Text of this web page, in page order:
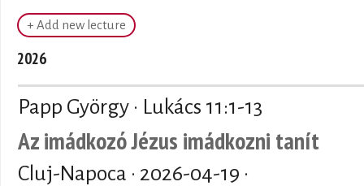
+ Add new lecture
2026
Papp György · Lukács 11:1-13
Az imádkozó Jézus imádkozni tanít
Cluj-Napoca · 2026-04-19 ·